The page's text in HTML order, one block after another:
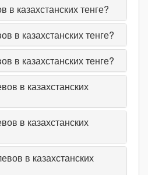
в казахстанских тенге?
в казахстанских тенге?
в казахстанских тенге?
в казахстанских
в казахстанских
в казахстанских